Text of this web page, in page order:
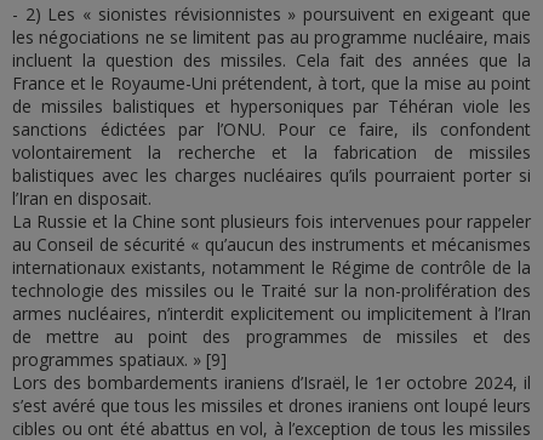
- 2) Les « sionistes révisionnistes » poursuivent en exigeant que
les négociations ne se limitent pas au programme nucléaire, mais
incluent la question des missiles. Cela fait des années que la
France et le Royaume-Uni prétendent, à tort, que la mise au point
de missiles balistiques et hypersoniques par Téhéran viole les
sanctions édictées par l’ONU. Pour ce faire, ils confondent
volontairement la recherche et la fabrication de missiles
balistiques avec les charges nucléaires qu’ils pourraient porter si
l’Iran en disposait.
La Russie et la Chine sont plusieurs fois intervenues pour rappeler
au Conseil de sécurité « qu’aucun des instruments et mécanismes
internationaux existants, notamment le Régime de contrôle de la
technologie des missiles ou le Traité sur la non-prolifération des
armes nucléaires, n’interdit explicitement ou implicitement à l’Iran
de mettre au point des programmes de missiles et des
programmes spatiaux. » [9]
Lors des bombardements iraniens d’Israël, le 1er octobre 2024, il
s’est avéré que tous les missiles et drones iraniens ont loupé leurs
cibles ou ont été abattus en vol, à l’exception de tous les missiles